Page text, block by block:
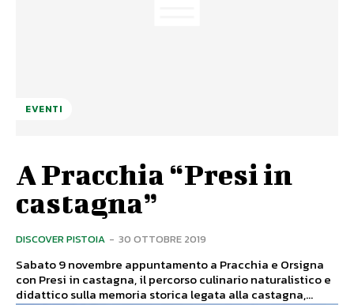
EVENTI
A Pracchia “Presi in
castagna”
DISCOVER PISTOIA - 30 OTTOBRE 2019
Sabato 9 novembre appuntamento a Pracchia e Orsigna
con Presi in castagna, il percorso culinario naturalistico e
didattico sulla memoria storica legata alla castagna,...